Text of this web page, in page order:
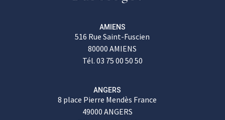
AMIENS
516 Rue Saint-Fuscien
80000 AMIENS
Tél. 03 75 00 50 50
ANGERS
8 place Pierre Mendès France
49000 ANGERS